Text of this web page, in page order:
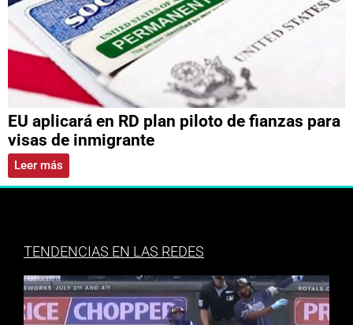
EU aplicará en RD plan piloto de fianzas para
visas de inmigrante
Leer más
TENDENCIAS EN LAS REDES